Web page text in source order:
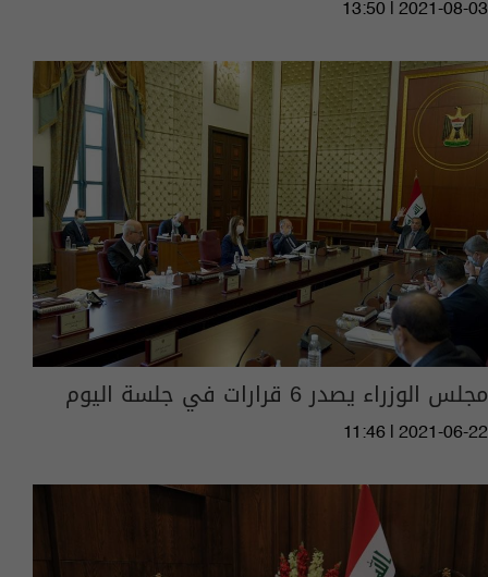
13:50 | 2021-08-03
مجلس الوزراء يصدر 6 قرارات في جلسة اليوم
11:46 | 2021-06-22